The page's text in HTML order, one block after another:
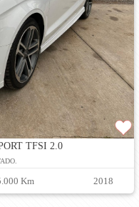
TFSI 2.0
Km 2018